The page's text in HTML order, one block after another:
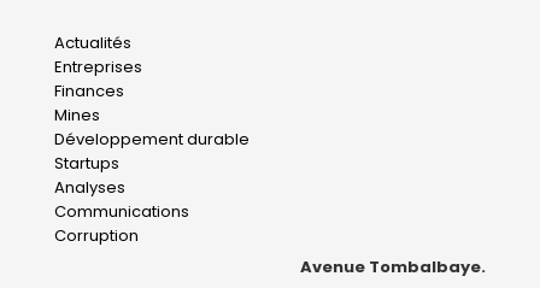
Main
navigation
Actualités
Entreprises
Finances
Mines
Développement durable
Startups
Analyses
Communications
Corruption
Avenue Tombalbaye.